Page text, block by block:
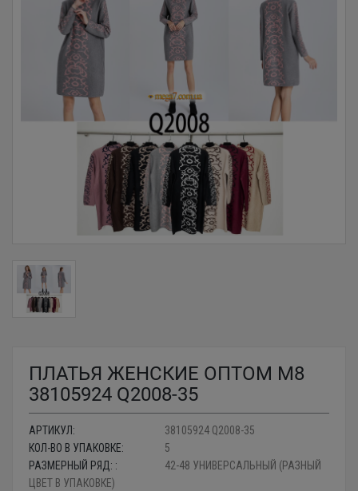
ПЛАТЬЯ ЖЕНСКИЕ ОПТОМ M8
38105924 Q2008-35
АРТИКУЛ:
38105924 Q2008-35
КОЛ-ВО В УПАКОВКЕ:
5
РАЗМЕРНЫЙ РЯД: :
42-48 УНИВЕРСАЛЬНЫЙ (РАЗНЫЙ
ЦВЕТ В УПАКОВКЕ)